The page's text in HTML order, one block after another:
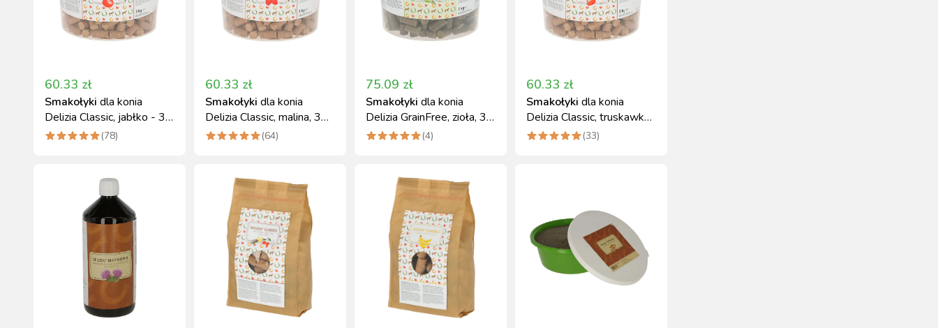
60.33 zł
Smakołyki dla konia
Delizia Classic, jabłko - 3
kg, Kerbl
(78)
60.33 zł
Smakołyki dla konia
Delizia Classic, malina, 3
kg, Kerbl
(64)
75.09 zł
Smakołyki dla konia
Delizia GrainFree, zioła, 3
kg, Kerbl
(4)
60.33 zł
Smakołyki dla konia
Delizia Classic, truskawka,
3 kg, Kerbl (33)